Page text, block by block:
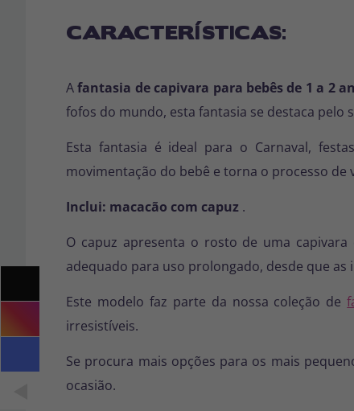
CARACTERÍSTICAS:
Afantasia de capivara para bebês de 1 a 2
fofos do mundo, esta fantasia se destaca
Esta fantasia é ideal para o Carnaval,
movimentação do bebê e torna o processo de
Inclui: macacão com capuz .
O capuz apresenta o rosto de uma
adequado para uso prolongado, desde que
Este modelo faz parte da nossa coleção de
irresistíveis.
Se procura mais opções para os mais
ocasião.